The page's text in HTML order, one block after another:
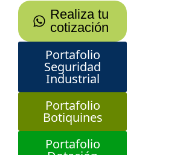
Realiza tu
cotización
Portafolio
Seguridad
Industrial
Portafolio
Botiquines
Portafolio